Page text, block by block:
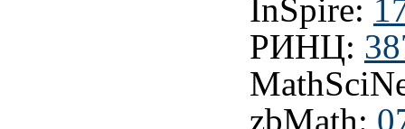
InSpire:
РИНЦ:
zbMath: